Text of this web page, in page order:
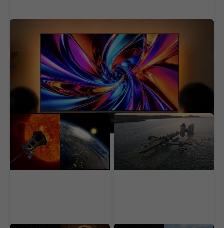
obraz za roky. Slávny výrobca vylepší zážitok
150 rokov ho nevedeli
dokázať. Najvýkonnejší
teleskop odhalil zvláštny
fenomén Slnka
Je predvídateľnejšia než
vietor aj slnko. Svet
zabudol na obrovskú
prírodnú elektráreň